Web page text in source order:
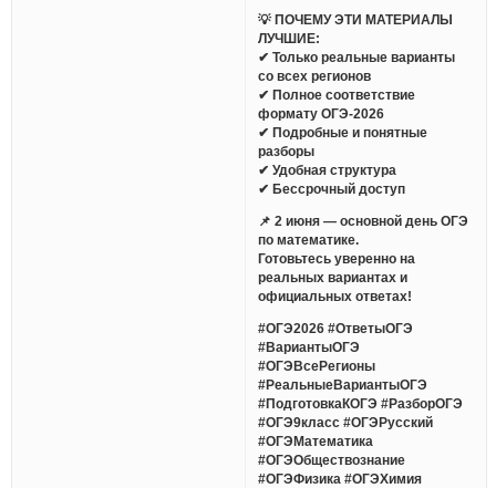
💡 ПОЧЕМУ ЭТИ МАТЕРИАЛЫ
ЛУЧШИЕ:
✔ Только реальные варианты
со всех регионов
✔ Полное соответствие
формату ОГЭ-2026
✔ Подробные и понятные
разборы
✔ Удобная структура
✔ Бессрочный доступ
📌 2 июня — основной день ОГЭ
по математике.
Готовьтесь уверенно на
реальных вариантах и
официальных ответах!
#ОГЭ2026 #ОтветыОГЭ
#ВариантыОГЭ
#ОГЭВсеРегионы
#РеальныеВариантыОГЭ
#ПодготовкаКОГЭ #РазборОГЭ
#ОГЭ9класс #ОГЭРусский
#ОГЭМатематика
#ОГЭОбществознание
#ОГЭФизика #ОГЭХимия